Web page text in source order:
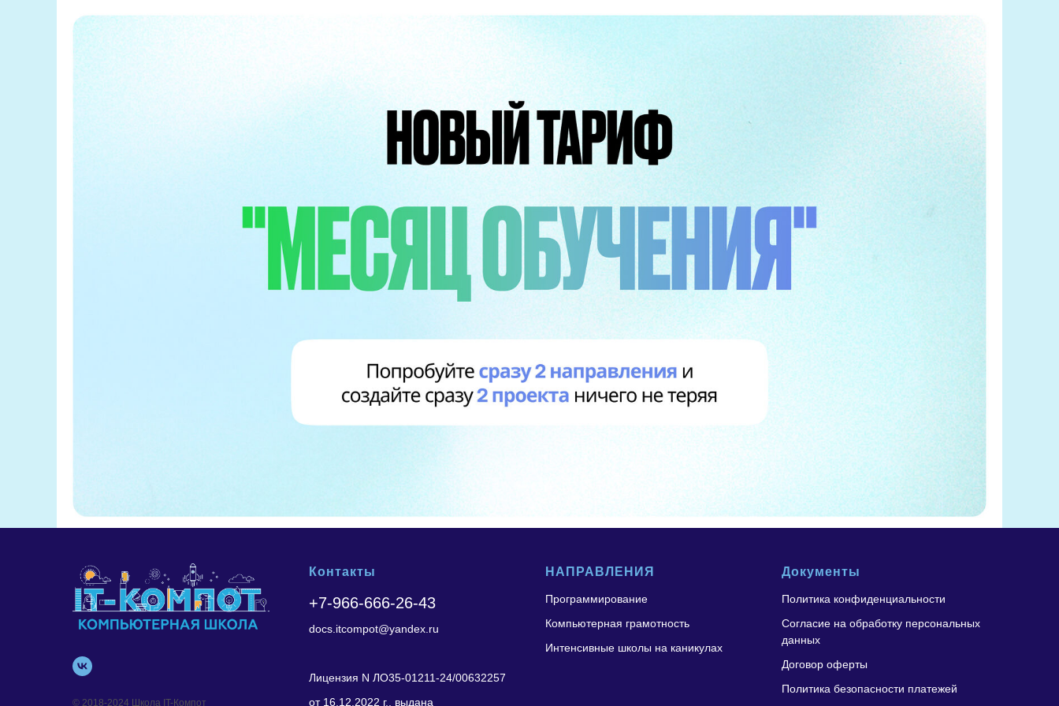
© 2018-2024 Школа IT-Компот
Контакты
+7-966-666-26-43
docs.itcompot@yandex.ru
Лицензия N ЛО35-01211-24/00632257
от 16.12.2022 г., выдана
НАПРАВЛЕНИЯ
Программирование
Компьютерная грамотность
Интенсивные школы на каникулах
Документы
Политика конфиденциальности
Согласие на обработку персональных
данных
Договор оферты
Политика безопасности платежей